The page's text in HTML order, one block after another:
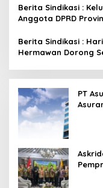
Berita Sindikasi : Keluarga Besar Memo Hermawan
Anggota DPRD
Berita Sindikasi : Hari Raya Qurban 1447 H/2026, Memo
Hermawan Dorong
PT